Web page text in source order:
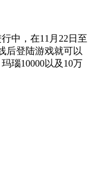
中，在11月22日至
后登陆游戏就可以
瑙10000以及10万